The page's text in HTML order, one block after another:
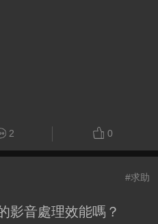
2 0
#求助
影音處理效能嗎？